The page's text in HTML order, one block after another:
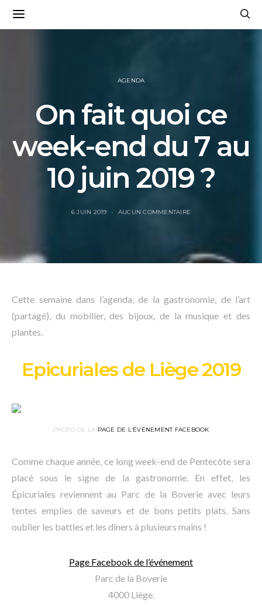
AGENDA
On fait quoi ce
week-end du 7 au
10 juin 2019 ?
6 JUIN 2019 AUCUN COMMENTAIRE
Cette semaine dans l’agenda, de la gastronomie, de l’art
(partagé), du mobilier, des bijoux, de la musique et des
plantes.
Epicuriales de Liège 2019
PHOTO DE LA PAGE DE L’ÉVÉNEMENT FACEBOOK
Comme chaque année, ce long week-end de Pentecôte sera
placé sous le signe de la gastronomie. En effet, les
Épicuriales reviennent au Parc de la Boverie avec leurs
tentes emplies de saveurs et de bons petits plats. Sans
oublier les battles et les dîners à plusieurs mains !
Page Facebook de l’événement
Parc de la Boverie
4000 Liège.